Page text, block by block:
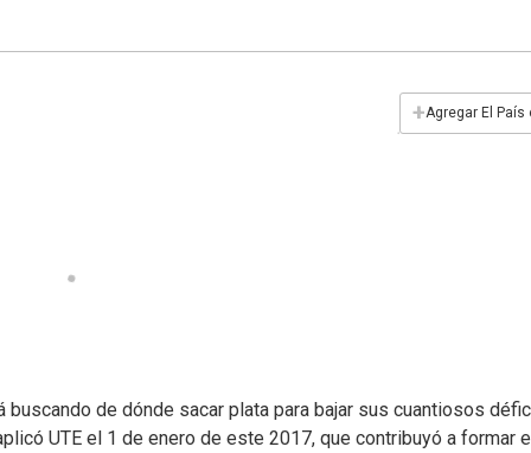
+Agregar El País
de dónde sacar plata para bajar sus cuantiosos
UTE el 1 de enero de este 2017, que contribuyó a formar el